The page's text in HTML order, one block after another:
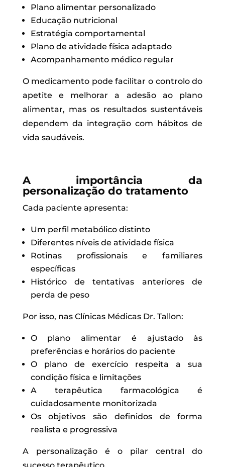
Plano alimentar personalizado
Educação nutricional
Estratégia comportamental
Plano de atividade física adaptado
Acompanhamento médico regular
O medicamento pode facilitar o controlo do
apetite e melhorar a adesão ao plano
alimentar, mas os resultados sustentáveis
dependem da integração com hábitos de
vida saudáveis.
A importância da
personalização do tratamento
Cada paciente apresenta:
Um perfil metabólico distinto
Diferentes níveis de atividade física
Rotinas profissionais e familiares
específicas
Histórico de tentativas anteriores de
perda de peso
Por isso, nas Clínicas Médicas Dr. Tallon:
O plano alimentar é ajustado às
preferências e horários do paciente
O plano de exercício respeita a sua
condição física e limitações
A terapêutica farmacológica é
cuidadosamente monitorizada
Os objetivos são definidos de forma
realista e progressiva
A personalização é o pilar central do
sucesso terapêutico.